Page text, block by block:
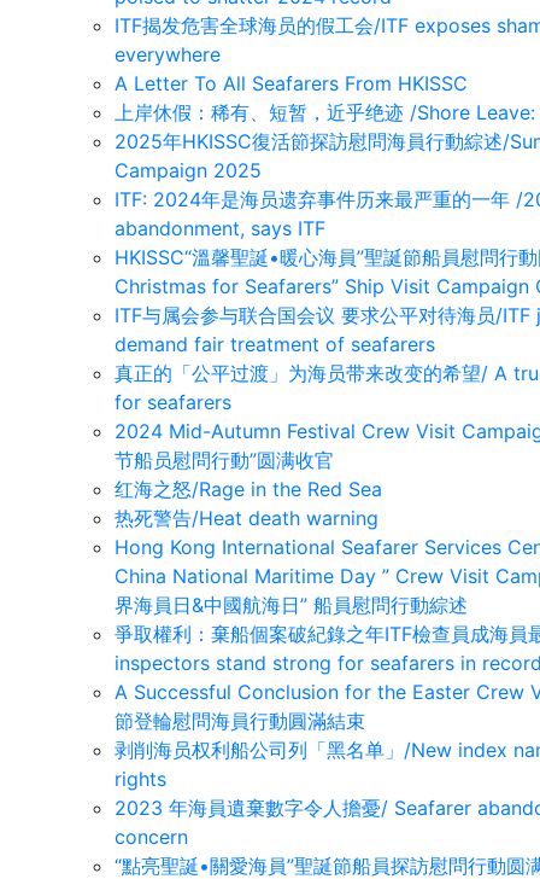
ITF揭发危害全球海员的假工会/ITF exposes
everywhere
A Letter To All Seafarers From HKISSC
上岸休假：稀有、短暂，近乎绝迹 /Shore
2025年HKISSC復活節探訪慰問海員行動綜述/
Campaign 2025
ITF: 2024年是海员遗弃事件历来最严重的一年
abandonment, says ITF
HKISSC“溫馨聖誕•暖心海員”聖誕節船員慰問行
Christmas for Seafarers” Ship Visit
ITF与属会参与联合国会议 要求公平对待海员/
demand fair treatment of seafarers
真正的「公平过渡」为海员带来改变的希望/ A
for seafarers
2024 Mid-Autumn Festival Crew Visit
节船员慰問行動”圆满收官
红海之怒/Rage in the Red Sea
热死警告/Heat death warning
Hong Kong International Seafarer Services
China National Maritime Day ” Crew Visit
界海員日&中國航海日” 船員慰問行動綜述
爭取權利：棄船個案破紀錄之年ITF檢查員成海
inspectors stand strong for seafarers in
A Successful Conclusion for the Easter Crew
節登輪慰問海員行動圓滿結束
剥削海员权利船公司列「黑名单」/New index
rights
2023 年海員遺棄數字令人擔憂/ Seafarer
concern
“點亮聖誕•關愛海員”聖誕節船員探訪慰問行動